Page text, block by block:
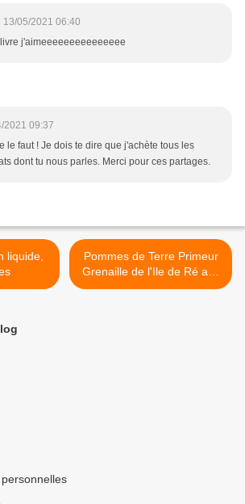
13/05/2021 06:40
j'aimeeeeeeeeeeeeeee
2021 09:37
le faut ! Je dois te dire que j'achète tous les
dont tu nous parles. Merci pour ces partages.
Pommes de Terre Primeur
Grenaille de l'Ile de Ré aux
Algues >